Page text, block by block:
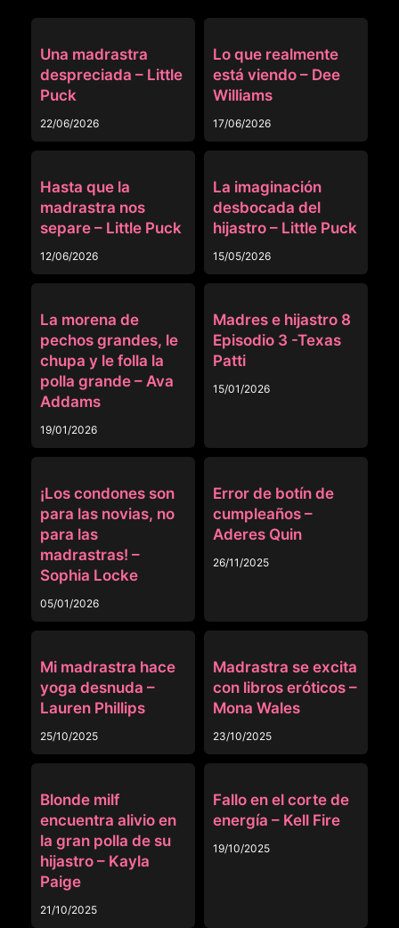
Una madrastra
despreciada – Little
Puck
22/06/2026
Lo que realmente
está viendo – Dee
Williams
17/06/2026
Hasta que la
madrastra nos
separe – Little Puck
12/06/2026
La imaginación
desbocada del
hijastro – Little Puck
15/05/2026
La morena de
pechos grandes, le
chupa y le folla la
polla grande – Ava
Addams
19/01/2026
Madres e hijastro 8
Episodio 3 -Texas
Patti
15/01/2026
¡Los condones son
para las novias, no
para las
madrastras! –
Sophia Locke
05/01/2026
Error de botín de
cumpleaños –
Aderes Quin
26/11/2025
Mi madrastra hace
yoga desnuda –
Lauren Phillips
25/10/2025
Madrastra se excita
con libros eróticos –
Mona Wales
23/10/2025
Blonde milf
encuentra alivio en
la gran polla de su
hijastro – Kayla
Paige
21/10/2025
Fallo en el corte de
energía – Kell Fire
19/10/2025